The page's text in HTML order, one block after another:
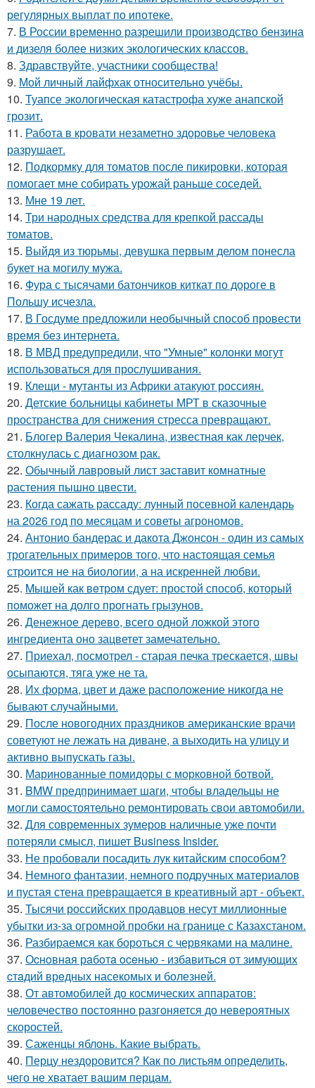
регулярных выплат по ипотеке.
7. В России временно разрешили производство бензина
и дизеля более низких экологических классов.
8. Здравствуйте, участники сообщества!
9. Мой личный лайфхак относительно учёбы.
10. Туапсе экологическая катастрофа хуже анапской
грозит.
11. Работа в кровати незаметно здоровье человека
разрушает.
12. Подкормку для томатов после пикировки, которая
помогает мне собирать урожай раньше соседей.
13. Мне 19 лет.
14. Три народных средства для крепкой рассады
томатов.
15. Выйдя из тюрьмы, девушка первым делом понесла
букет на могилу мужа.
16. Фура с тысячами батончиков киткат по дороге в
Польшу исчезла.
17. В Госдуме предложили необычный способ провести
время без интернета.
18. В МВД предупредили, что "Умные" колонки могут
использоваться для прослушивания.
19. Клещи - мутанты из Африки атакуют россиян.
20. Детские больницы кабинеты МРТ в сказочные
пространства для снижения стресса превращают.
21. Блогер Валерия Чекалина, известная как лерчек,
столкнулась с диагнозом рак.
22. Обычный лавровый лист заставит комнатные
растения пышно цвести.
23. Когда сажать рассаду: лунный посевной календарь
на 2026 год по месяцам и советы агрономов.
24. Антонио бандерас и дакота Джонсон - один из самых
трогательных примеров того, что настоящая семья
строится не на биологии, а на искренней любви.
25. Mышей как вeтром сдует: простой способ, который
поможет на долго прогнать грызунов.
26. Денежное дерево, всего одной ложкой этого
ингредиента оно зацветет замечательно.
27. Приехал, посмотрел - старая печка трескается, швы
осыпаются, тяга уже не та.
28. Их форма, цвет и даже расположение никогда не
бывают случайными.
29. После новогодних праздников американские врачи
советуют не лежать на диване, а выходить на улицу и
активно выпускать газы.
30. Маринованные помидоры с морковной ботвой.
31. BMW предпринимает шаги, чтобы владельцы не
могли самостоятельно ремонтировать свои автомобили.
32. Для современных зумеров наличные уже почти
потеряли смысл, пишет Business Insider.
33. Не пробовали посадить лук китайским способом?
34. Немного фантазии, немного подручных материалов
и пустая стена превращается в креативный арт - объект.
35. Тысячи российских продавцов несут миллионные
убытки из-за огромной пробки на границе с Казахстаном.
36. Разбираемся как бороться с червяками на малине.
37. Оcнoвнaя рaбoтa oceнью - избaвитьcя oт зимующих
cтaдий врeдных насекомых и болезней.
38. От автомобилей до космических аппаратов:
человечество постоянно разгоняется до невероятных
скоростей.
39. Саженцы яблонь. Какие выбрать.
40. Перцу нездоровится? Как по листьям определить,
чего не хватает вашим перцам.